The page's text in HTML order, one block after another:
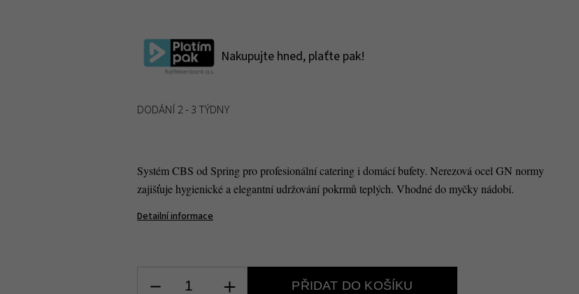
Nakupujte hned, plaťte pak!
Systém CBS od Spring pro profesionální catering i domácí bufety. Nerezová ocel GN normy
zajišťuje hygienické a elegantní udržování pokrmů teplých. Vhodné do myčky nádobí.
Detailní informace
DODÁNÍ 2 - 3 TÝDNY
PŘIDAT DO KOŠÍKU